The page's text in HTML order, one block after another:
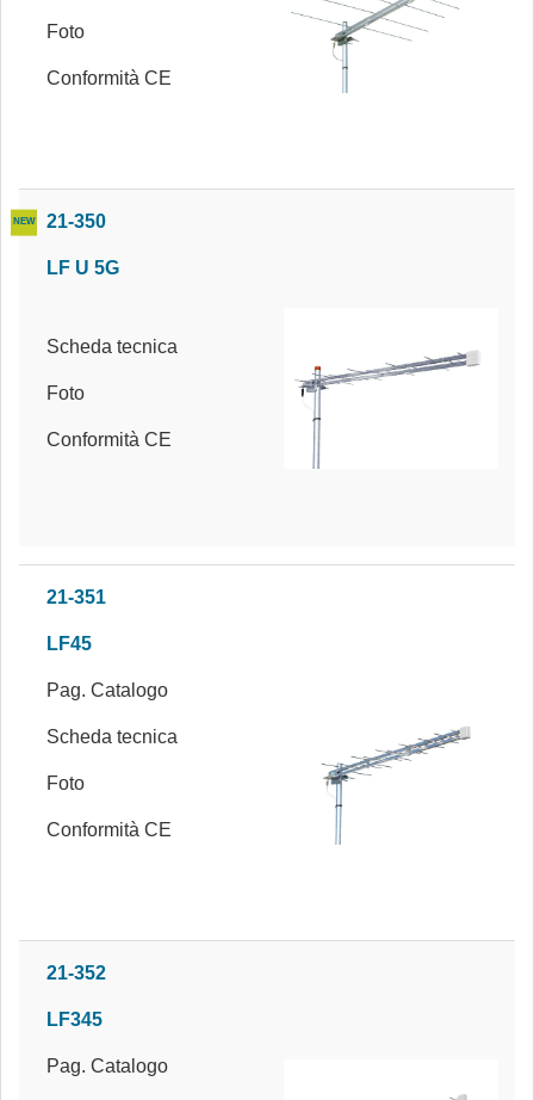
Foto
Conformità CE
21-350
LF U 5G
Scheda tecnica
Foto
Conformità CE
21-351
LF45
Pag. Catalogo
Scheda tecnica
Foto
Conformità CE
21-352
LF345
Pag. Catalogo